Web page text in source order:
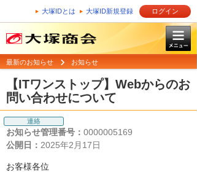
大塚IDとは 大塚ID新規登録 ログイン
最新のお知らせ お知らせ
【ITワンストップ】Webからのお
問い合わせについて
連絡
お知らせ管理番号： 0000005169
公開日： 2025年2月17日
お客様各位